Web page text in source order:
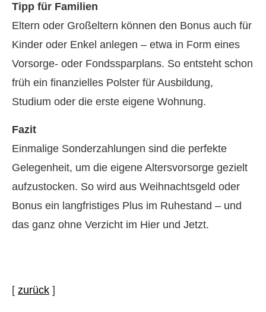
Tipp für Familien
Eltern oder Großeltern können den Bonus auch für
Kinder oder Enkel anlegen – etwa in Form eines
Vorsorge- oder Fondssparplans. So entsteht schon
früh ein finanzielles Polster für Ausbildung,
Studium oder die erste eigene Wohnung.
Fazit
Einmalige Sonderzahlungen sind die perfekte
Gelegenheit, um die eigene Alters­vorsorge gezielt
aufzustocken. So wird aus Weihnachtsgeld oder
Bonus ein langfristiges Plus im Ruhestand – und
das ganz ohne Verzicht im Hier und Jetzt.
[ zurück ]